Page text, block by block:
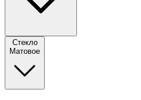
Стекло
Матовое